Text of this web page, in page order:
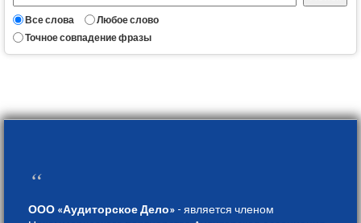
Все слова
Любое слово
Точное совпадение фразы
“
ООО «Аудиторское Дело» - является членом